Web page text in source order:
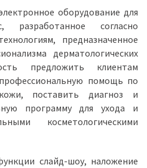
оборудование для
согласно
предназначенное
дерматологических
предложить клиентам
помощь по
поставить диагноз и
программу для ухода и
косметологическими
слайд-шоу, наложение